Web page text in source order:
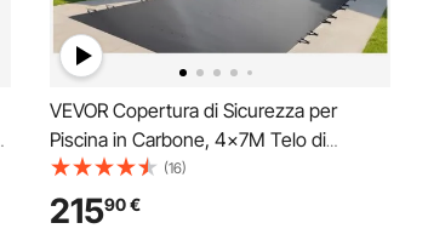
VEVOR Copertura di Sicurezza per
Piscina in Carbone, 4x7M Telo di
Copertura per Piscina Rettangolare in
Polipropilene, Coperchio Rettangolare di
Piscina Interrata per Casa Giardino Hotel
(16)
21590€